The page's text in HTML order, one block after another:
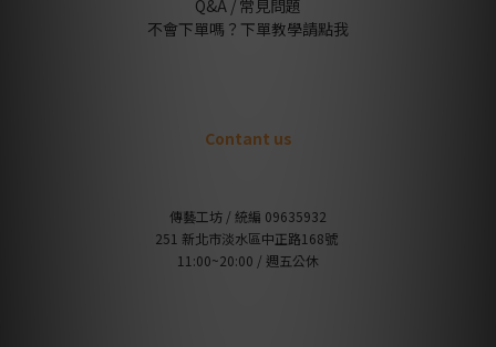
Q&A / 常見問題
不會下單嗎？下單教學請點我
Contant us
傳藝工坊 / 統編 09635932
251 新北市淡水區中正路168號
11:00~20:00 / 週五公休